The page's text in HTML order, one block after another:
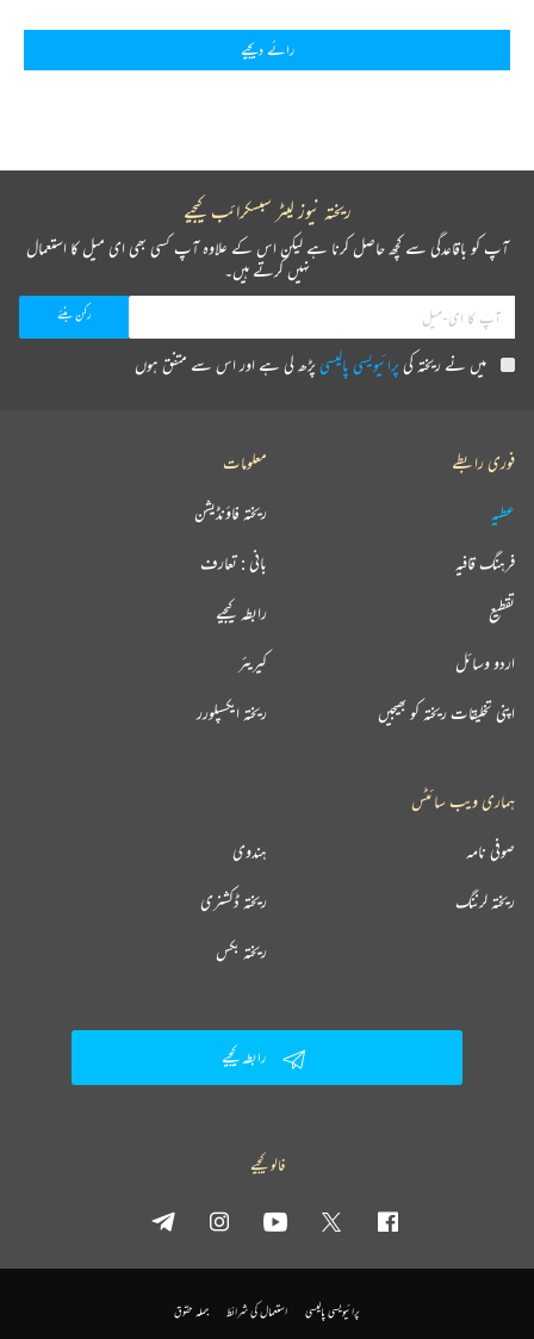
رائے دیجیے
ریختہ نیوز لیٹر سبسکرائب کیجیے
آپ کو باقاعدگی سے کچھ حاصل کرنا ہے لیکن اس کے علاوہ آپ کسی بھی ای میل کا استعمال
نہیں کرتے ہیں۔
میں نے ریختہ کیپرائیویسی پالیسیپڑھ لی ہے اور اس سے متفق ہوں
فوری رابطے
عطیہ
فرہنگ قافیہ
تقطیع
اردو وسائل
اپنی تخلیقات ریختہ کو بھیجیں
معلومات
ریختہ فاؤنڈیشن
بانی : تعارف
رابطہ کیجیے
کیریئر
ریختہ ایکسپلورر
ہماری ویب سائٹس
ہندوی صوفی نامہ
ریختہ ڈکشنری ریختہ لرننگ
ریختہ بکس
رابطہ کیجیے
فالو کیجیے
پرائیویسی پالیسی استعمال کی شرائط جملہ حقوق